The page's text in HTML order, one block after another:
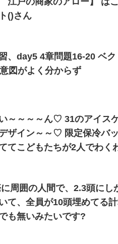
()さん
、day5 4章問題16-20 ベク
図がよく分からず
～～～～ん♡ 31のアイス
ザイン～～♡ 限定保冷バ
てこどもたちが2人でわく
周囲の人間で、2.3頭に
て、全員が10頭埋めてる
も無いみたいです?